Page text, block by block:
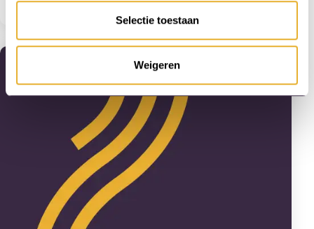
Selectie toestaan
Weigeren